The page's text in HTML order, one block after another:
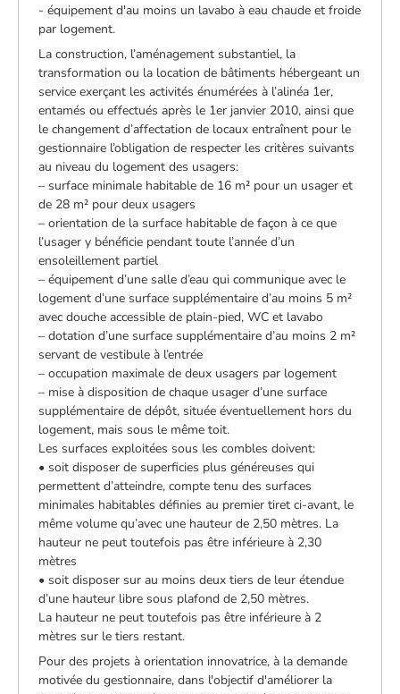
- équipement d'au moins un lavabo à eau chaude et froide
par logement.
La construction, l’aménagement substantiel, la
transformation ou la location de bâtiments hébergeant un
service exerçant les activités énumérées à l’alinéa 1er,
entamés ou effectués après le 1er janvier 2010, ainsi que
le changement d’affectation de locaux entraînent pour le
gestionnaire l’obligation de respecter les critères suivants
au niveau du logement des usagers:
– surface minimale habitable de 16 m² pour un usager et
de 28 m² pour deux usagers
– orientation de la surface habitable de façon à ce que
l’usager y bénéficie pendant toute l’année d’un
ensoleillement partiel
– équipement d’une salle d’eau qui communique avec le
logement d’une surface supplémentaire d’au moins 5 m²
avec douche accessible de plain-pied, WC et lavabo
– dotation d’une surface supplémentaire d’au moins 2 m²
servant de vestibule à l’entrée
– occupation maximale de deux usagers par logement
– mise à disposition de chaque usager d’une surface
supplémentaire de dépôt, située éventuellement hors du
logement, mais sous le même toit.
Les surfaces exploitées sous les combles doivent:
• soit disposer de superficies plus généreuses qui
permettent d’atteindre, compte tenu des surfaces
minimales habitables définies au premier tiret ci-avant, le
même volume qu’avec une hauteur de 2,50 mètres. La
hauteur ne peut toutefois pas être inférieure à 2,30
mètres
• soit disposer sur au moins deux tiers de leur étendue
d’une hauteur libre sous plafond de 2,50 mètres.
La hauteur ne peut toutefois pas être inférieure à 2
mètres sur le tiers restant.
Pour des projets à orientation innovatrice, à la demande
motivée du gestionnaire, dans l'objectif d'améliorer la